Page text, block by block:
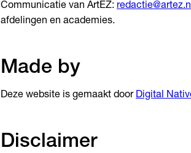
Communicatie van ArtEZ:
afdelingen en academies.
Made by
Deze website is gemaakt door Digital
Disclaimer